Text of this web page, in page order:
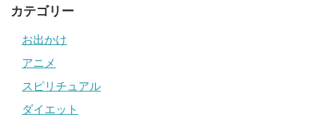
カテゴリー
お出かけ
アニメ
スピリチュアル
ダイエット